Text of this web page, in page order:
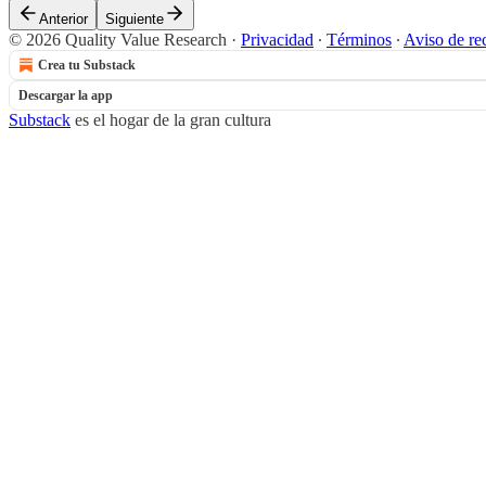
Anterior Siguiente
© 2026 Quality Value Research · Privacidad ∙ Términos ∙ Aviso de
Crea tu Substack
Descargar la app
Substack es el hogar de la gran cultura